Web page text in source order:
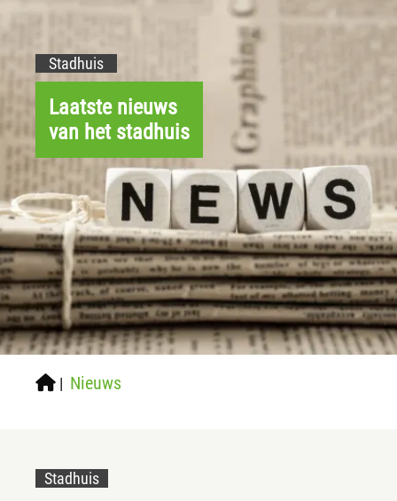
Stadhuis
Laatste nieuws
van het stadhuis
| Nieuws
Stadhuis